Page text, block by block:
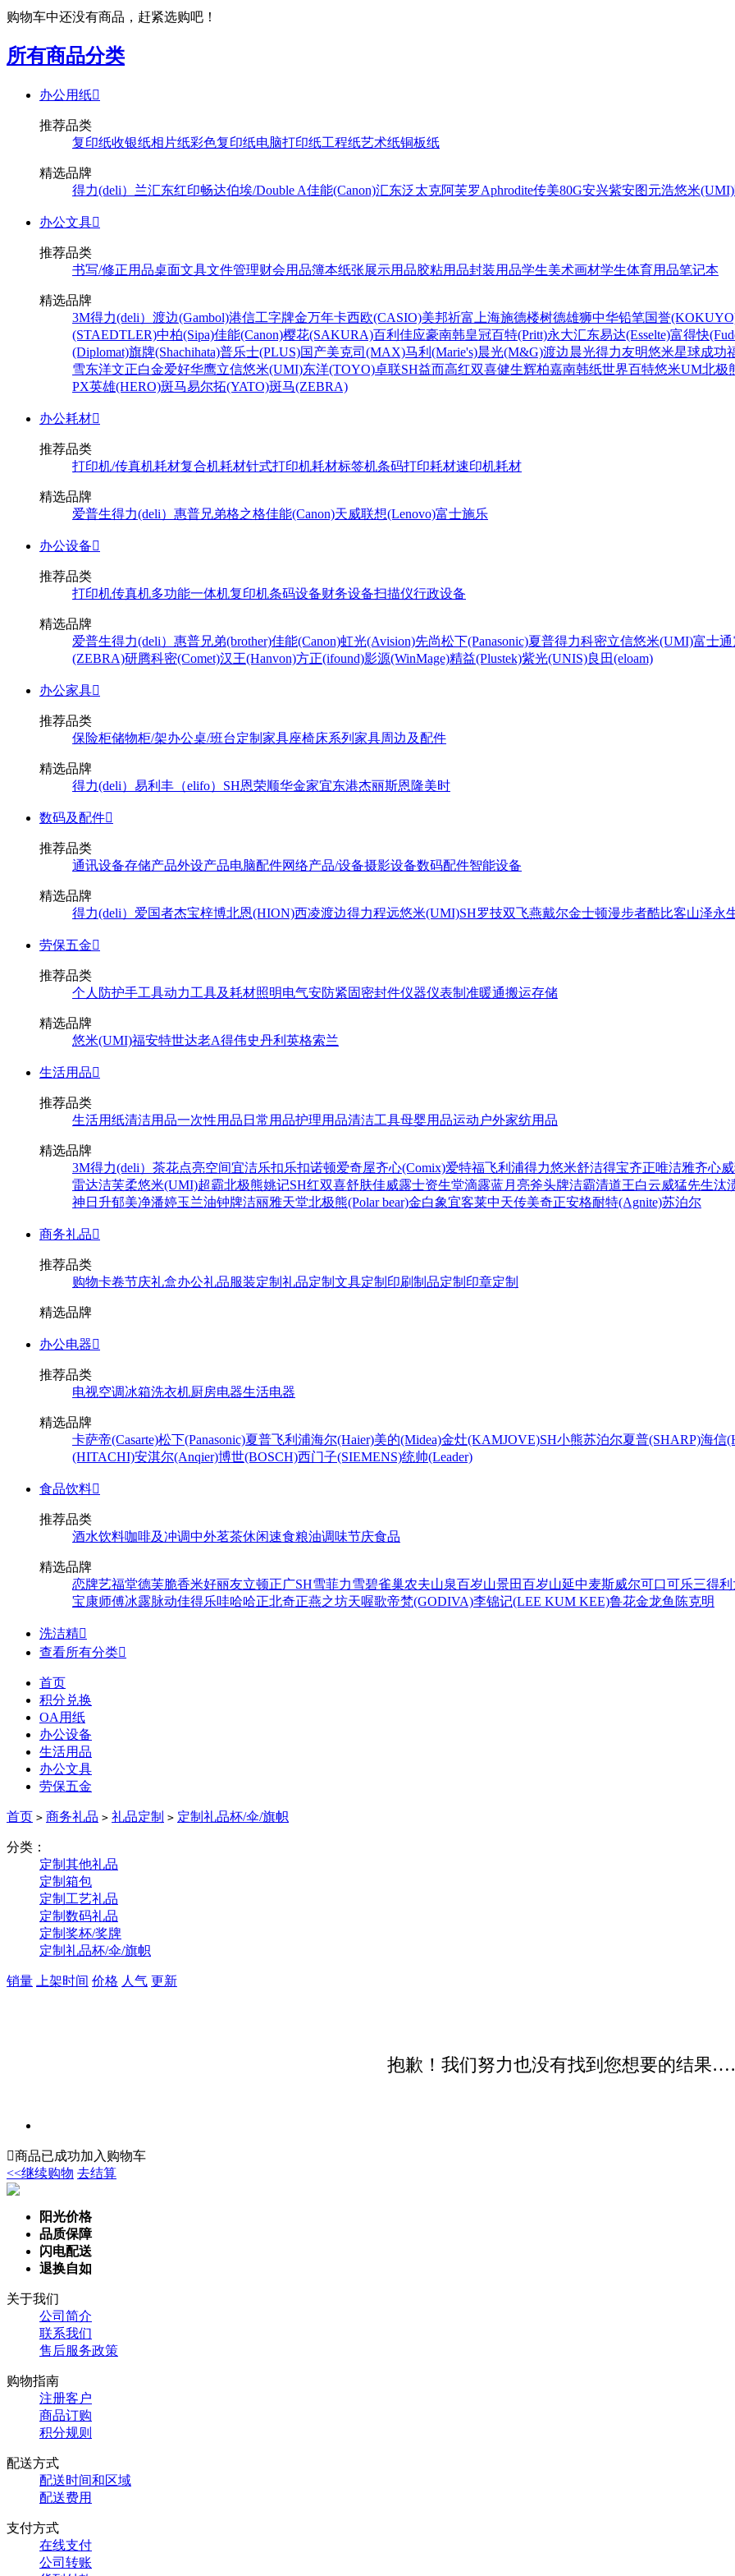
购物车中还没有商品，赶紧选购吧！
所有商品分类
办公用纸
推荐品类
复印纸收银纸相片纸彩色复印纸电脑打印纸工程纸艺术纸铜板纸
精选品牌
得力(deli） 兰汇东红印畅达伯埃/Double A佳能(Canon)汇东泛太克阿芙罗Aphrodite传美80G安兴紫安图元浩悠米(UMI)
办公文具
推荐品类
书写/修正用品桌面文具文件管理财会用品簿本纸张展示用品胶粘用品封装用品学生美术画材学生体育用品笔记本
精选品牌
3M得力(deli） 渡边(Gambol)港信工字牌金万年卡西欧(CASIO)美邦祈富 上海施德楼树德雄狮中华铅笔国誉
(STAEDTLER)中柏(Sipa)佳能(Canon)樱花(SAKURA)百利佳应豪南韩皇冠百特(Pritt)永大汇东易达(Esselte)富得快
(Diplomat)旗牌(Shachihata)普乐士(PLUS)国产美克司(MAX)马利(Marie's)晨光(M&G)渡边 晨光得力友明悠米星球成功
雪东洋文正白金爱好华鹰立信悠米(UMI)东洋(TOYO)卓联SH益而高红双喜健生辉柏嘉南韩纸世界百特悠米UM北极
PX英雄(HERO)斑马易尔拓(YATO)斑马(ZEBRA)
办公耗材
推荐品类
打印机/传真机耗材复合机耗材针式打印机耗材标签机条码打印耗材速印机耗材
精选品牌
爱普生得力(deli） 惠普兄弟格之格佳能(Canon)天威联想(Lenovo)富士施乐
办公设备
推荐品类
打印机传真机多功能一体机复印机条码设备财务设备扫描仪行政设备
精选品牌
爱普生得力(deli） 惠普兄弟(brother)佳能(Canon)虹光(Avision)先尚松下(Panasonic)夏普得力科密立信悠米(UMI)富士通
(ZEBRA)研腾科密(Comet)汉王(Hanvon)方正(ifound)影源(WinMage)精益(Plustek)紫光(UNIS)良田(eloam)
办公家具
推荐品类
保险柜储物柜/架办公桌/班台定制家具座椅床系列 家具周边及配件
精选品牌
得力(deli） 易利丰（elifo） SH恩荣顺华金家宜东港杰丽斯恩隆美时
数码及配件
推荐品类
通讯设备存储产品外设产品电脑配件网络产品/设备摄影设备数码配件智能设备
精选品牌
得力(deli） 爱国者杰宝梓博北恩(HION)西凌渡边得力程远悠米(UMI)SH罗技双飞燕戴尔金士顿漫步者酷比客山泽永
劳保五金
推荐品类
个人防护手工具动力工具及耗材照明电气安防紧固密封件仪器仪表制准暖通搬运存储
精选品牌
悠米(UMI)福安特世达老A得伟史丹利 英格索兰
生活用品
推荐品类
生活用纸清洁用品一次性用品 日常用品护理用品清洁工具母婴用品运动户外家纺用品
精选品牌
3M得力(deli） 茶花点亮空间宜洁乐扣乐扣诺顿爱奇屋齐心(Comix)爱特福飞利浦得力悠米舒洁得宝齐正唯洁雅齐心
雷达洁芙柔悠米(UMI)超霸北极熊姚记SH红双喜舒肤佳威露士资生堂滴露蓝月亮斧头牌洁霸清道王白云威猛先生汰
神 日升郁美净潘婷玉兰油钟牌洁丽雅天堂北极熊(Polar bear)金白象宜客莱中天传美奇正安格耐特(Agnite)苏泊尔
商务礼品
推荐品类
购物卡卷节庆礼盒办公礼品服装定制 礼品定制 文具定制 印刷制品定制 印章定制
精选品牌
办公电器
推荐品类
电视空调冰箱洗衣机厨房电器生活电器
精选品牌
卡萨帝(Casarte)松下(Panasonic)夏普飞利浦海尔(Haier)美的(Midea)金灶(KAMJOVE)SH小熊苏泊尔夏普(SHARP)海信
(HITACHI)安淇尔(Anqier)博世(BOSCH)西门子(SIEMENS)统帅(Leader)
食品饮料
推荐品类
酒水饮料咖啡及冲调中外茗茶休闲速食粮油调味节庆食品
精选品牌
恋牌艺福堂德芙脆香米好丽友立顿正广SH雪菲力雪碧雀巢农夫山泉百岁山景田百岁山延中麦斯威尔可口可乐三得利
宝康师傅冰露脉动佳得乐哇哈哈正北奇正燕之坊天喔歌帝梵(GODIVA)李锦记(LEE KUM KEE)鲁花金龙鱼 陈克明
洗洁精
查看所有分类
首页
积分兑换
OA用纸
办公设备
生活用品
办公文具
劳保五金
首页 > 商务礼品 > 礼品定制 > 定制礼品杯/伞/旗帜
分类：
定制其他礼品
定制箱包
定制工艺礼品
定制数码礼品
定制奖杯/奖牌
定制礼品杯/伞/旗帜
销量 上架时间 价格 人气 更新
抱歉！我们努力也没有找到您想要的结果
商品已成功加入购物车
<<继续购物 去结算
阳光价格
品质保障
闪电配送
退换自如
关于我们
公司简介
联系我们
售后服务政策
购物指南
注册客户
商品订购
积分规则
配送方式
配送时间和区域
配送费用
支付方式
在线支付
公司转账